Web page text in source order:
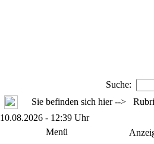
Suche:
Sie befinden sich hier -->
10.08.2026 - 12:39 Uhr
Menü